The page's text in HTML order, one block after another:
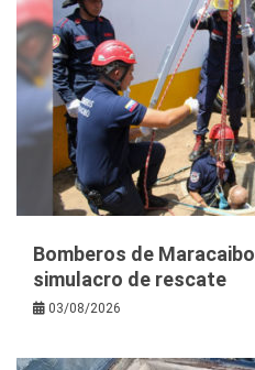
Bomberos de
simulacro de rescate
03/08/2026